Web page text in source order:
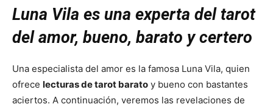
Luna Vila es una experta del tarot
del amor, bueno, barato y certero
Una especialista del amor es la famosa Luna Vila, quien
ofrece lecturas de tarot barato y bueno con bastantes
aciertos. A continuación, veremos las revelaciones de